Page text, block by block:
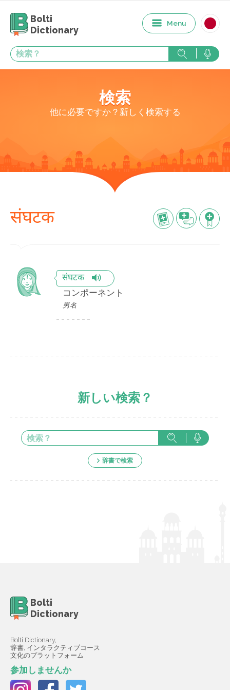
Bolti
Dictionary
Menu
検索
他に必要ですか？新しく検索する
संघटक
संघटक
コンポーネント
男名
新しい検索？
辞書で検索
Bolti
Dictionary
Bolti Dictionary,
辞書, インタラクティブコース
文化のプラットフォーム
参加しませんか